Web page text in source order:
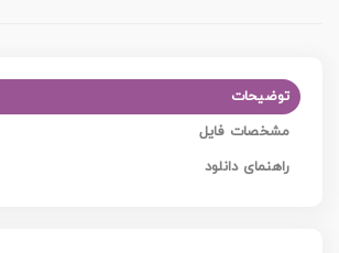
توضیحات
مشخصات فایل
راهنمای دانلود